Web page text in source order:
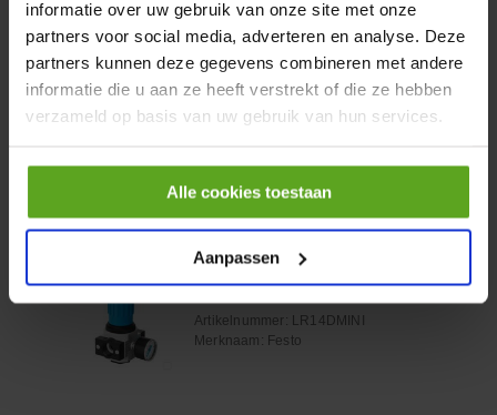
informatie over uw gebruik van onze site met onze
partners voor social media, adverteren en analyse. Deze
partners kunnen deze gegevens combineren met andere
informatie die u aan ze heeft verstrekt of die ze hebben
verzameld op basis van uw gebruik van hun services.
Alle cookies toestaan
Aanpassen
€ 32,50
incl. BTW
− +
Onlangs bekeken:
Vergelijken
Drukregelventiel LR-1/4-D-
Artikelnummer: LR14DMINI
Merknaam: Festo